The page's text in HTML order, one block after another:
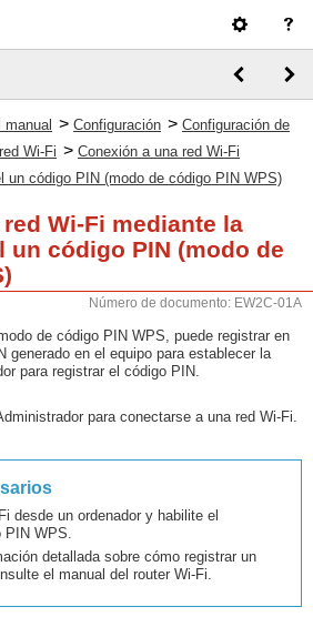
manual > Configuración > Configuración de
Wi-Fi > Conexión a una red Wi-Fi
un código PIN (modo de código PIN WPS)
Wi-Fi mediante la
código PIN (modo de
Número de documento: EW2C-01A
de código PIN WPS, puede registrar en
generado en el equipo para establecer la
para registrar el código PIN.
para conectarse a una red Wi-Fi.
desde un ordenador y habilite el
PIN WPS.
detallada sobre cómo registrar un
el manual del router Wi-Fi.